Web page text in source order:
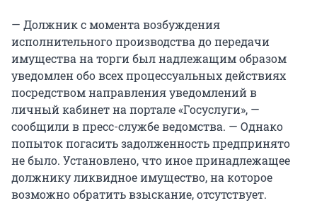
— Должник с момента возбуждения
исполнительного производства до передачи
имущества на торги был надлежащим образом
уведомлен обо всех процессуальных действиях
посредством направления уведомлений в
личный кабинет на портале «Госуслуги», —
сообщили в пресс-службе ведомства. — Однако
попыток погасить задолженность предпринято
не было. Установлено, что иное принадлежащее
должнику ликвидное имущество, на которое
возможно обратить взыскание, отсутствует.